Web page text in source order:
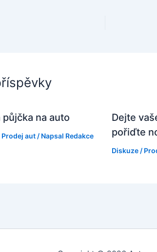
na auto
Prodej aut / Napsal Redakce
Dejte
pořiďte
Diskuze /